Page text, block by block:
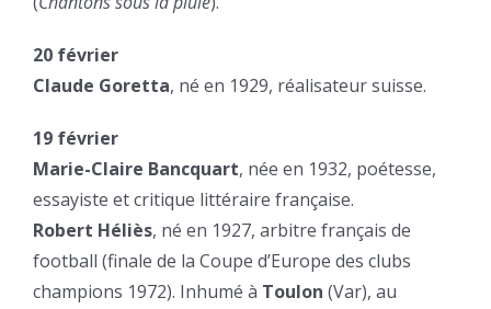
20 février
Claude Goretta, né en 1929, réalisateur suisse.
19 février
Marie-Claire Bancquart, née en 1932, poétesse,
essayiste et critique littéraire française.
Robert Héliès, né en 1927, arbitre français de
football (finale de la Coupe d’Europe des clubs
champions 1972). Inhumé à Toulon (Var), au